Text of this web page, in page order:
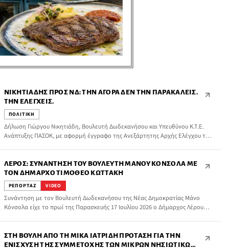
ΝΙΚΗΤΙΆΔΗΣ ΠΡΟΣ ΝΔ: ΤΗΝ ΑΓΟΡΆ ΔΕΝ ΤΗΝ ΠΑΡΑΚΑΛΕΊΣ.
ΤΗΝ ΕΛΈΓΧΕΙΣ.
ΠΟΛΙΤΙΚΗ
Δήλωση Γιώργου Νικητιάδη, Βουλευτή Δωδεκανήσου και Υπευθύνου Κ.Τ.Ε.
Ανάπτυξης ΠΑΣΟΚ, με αφορμή έγγραφο της Ανεξάρτητης Αρχής Ελέγχου της
ΛΈΡΟΣ: ΣΥΝΆΝΤΗΣΗ ΤΟΥ ΒΟΥΛΕΥΤΉ ΜΆΝΟΥ ΚΌΝΣΟΛΑ ΜΕ
ΤΟΝ ΔΉΜΑΡΧΟ ΤΙΜΌΘΕΟ ΚΩΤΤΆΚΗ
ΡΕΠΟΡΤΑΖ VIDEO
Συνάντηση με τον Βουλευτή Δωδεκανήσου της Νέας Δημοκρατίας Μάνο
Κόνσολα είχε το πρωί της Παρασκευής 17 Ιουλίου 2026 ο Δήμαρχος Λέρου
ΣΤΗ ΒΟΥΛΉ ΑΠΌ ΤΗ ΜΊΚΑ ΙΑΤΡΊΔΗ ΠΡΌΤΑΣΗ ΓΙΑ ΤΗΝ
ΕΝΊΣΧΥΣΗ ΤΗΣ ΣΥΜΜΕΤΟΧΉΣ ΤΩΝ ΜΙΚΡΏΝ ΝΗΣΙΩΤΙΚΏΝ